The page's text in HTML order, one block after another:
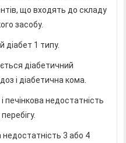
що входять до складу
засобу.
діабет 1 типу.
діабетичний
і діабетична кома.
печінкова недостатність
3 або 4